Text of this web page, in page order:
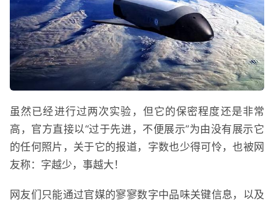
虽然已经进行过两次实验，但它的保密程度还是非常
高，官方直接以“过于先进，不便展示”为由没有展示它
的任何照片，关于它的报道，字数也少得可怜，也被网
友称：字越少，事越大！
网友们只能通过官媒的寥寥数字中品味关键信息，以及